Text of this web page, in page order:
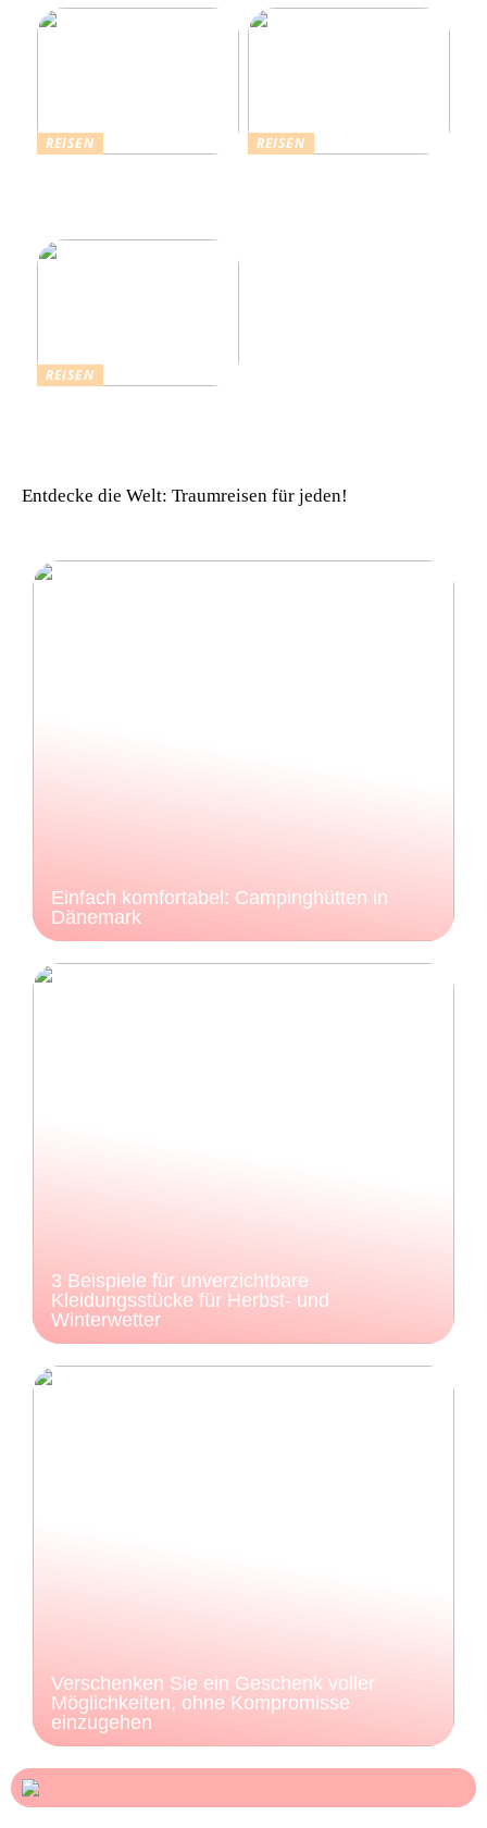
REISEN
REISEN
REISEN
Entdecke die Welt: Traumreisen für jeden!
Einfach komfortabel: Campinghütten in
Dänemark
3 Beispiele für unverzichtbare
Kleidungsstücke für Herbst- und
Winterwetter
Verschenken Sie ein Geschenk voller
Möglichkeiten, ohne Kompromisse
einzugehen